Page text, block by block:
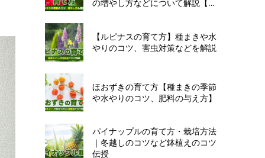
の増やし方などについて解説【カ
【ルピナスの育て方】種まきや水
やりのコツ、害虫対策などを解説
ほおずきの育て方【種まきの季節
や水やりのコツ、肥料の与え方】
パイナップルの育て方・栽培方法
｜冬越しのコツなど鉢植えのコツ
伝授